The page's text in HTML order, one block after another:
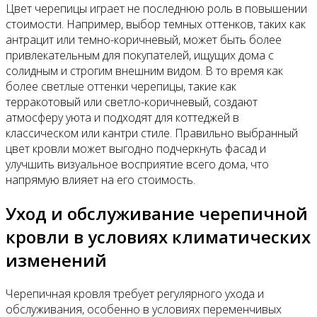
Цвет черепицы играет не последнюю роль в повышении
стоимости. Например, выбор темных оттенков, таких как
антрацит или темно-коричневый, может быть более
привлекательным для покупателей, ищущих дома с
солидным и строгим внешним видом. В то время как
более светлые оттенки черепицы, такие как
терракотовый или светло-коричневый, создают
атмосферу уюта и подходят для коттеджей в
классическом или кантри стиле. Правильно выбранный
цвет кровли может выгодно подчеркнуть фасад и
улучшить визуальное восприятие всего дома, что
напрямую влияет на его стоимость.
Уход и обслуживание черепичной
кровли в условиях климатических
изменений
Черепичная кровля требует регулярного ухода и
обслуживания, особенно в условиях переменчивых